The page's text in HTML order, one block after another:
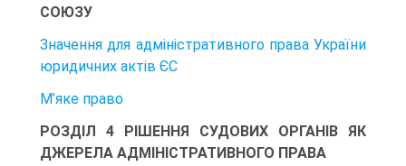
СОЮЗУ
Значення для адміністративного права України
юридичних актів ЄС
М’яке право
РОЗДІЛ 4 РІШЕННЯ СУДОВИХ ОРГАНІВ ЯК
ДЖЕРЕЛА АДМІНІСТРАТИВНОГО ПРАВА